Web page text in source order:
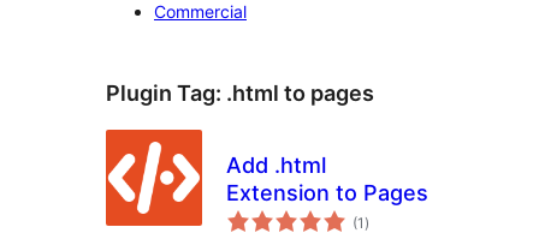
Commercial
Plugin Tag: .html to pages
Add .html
Extension to Pages
(1 টা
মুঠ)